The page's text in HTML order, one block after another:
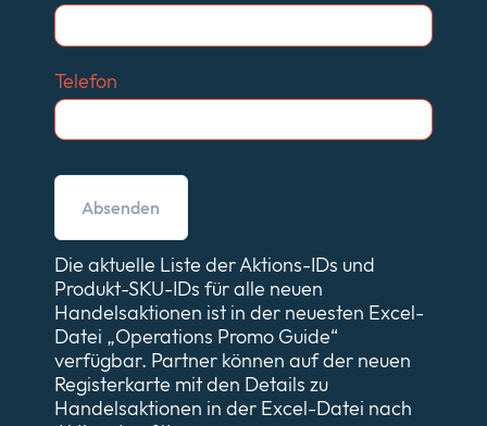
Telefon
Die aktuelle Liste der Aktions-IDs und
Produkt-SKU-IDs für alle neuen
Handelsaktionen ist in der neuesten Excel-
Datei „Operations Promo Guide“
verfügbar. Partner können auf der neuen
Registerkarte mit den Details zu
Handelsaktionen in der Excel-Datei nach